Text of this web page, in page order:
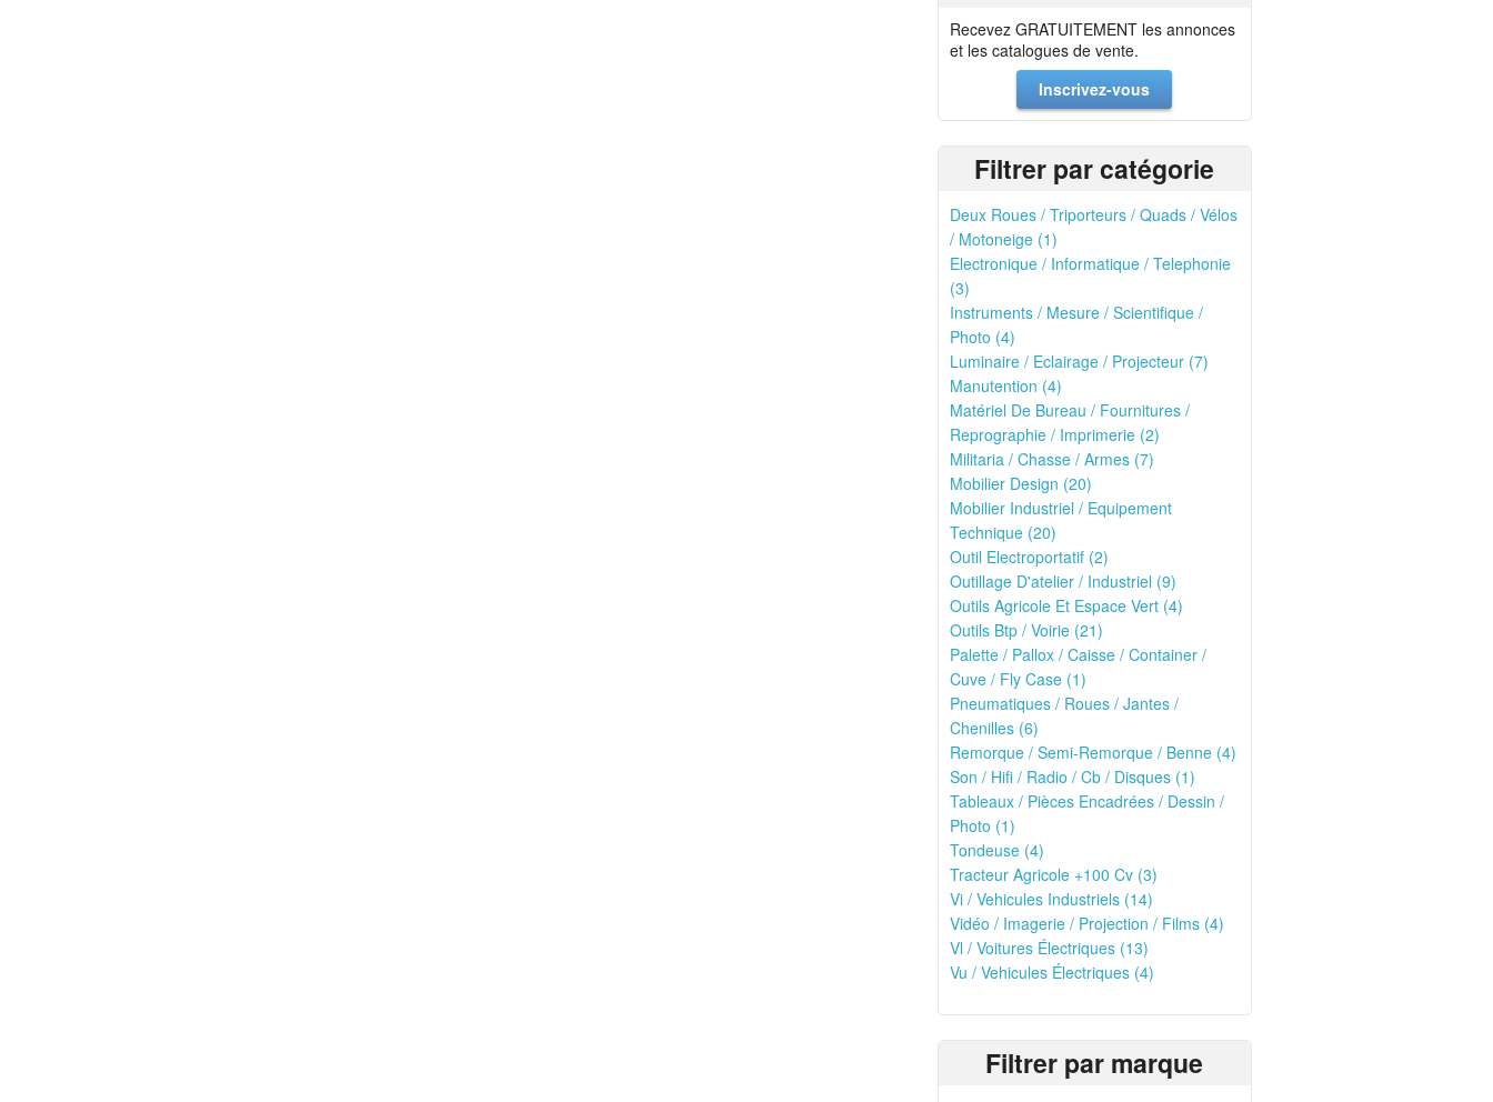
Recevez GRATUITEMENT les annonces
et les catalogues de vente.
Inscrivez-vous
Filtrer par catégorie
Deux Roues / Triporteurs / Quads / Vélos
/ Motoneige (1)
Electronique / Informatique / Telephonie
(3)
Instruments / Mesure / Scientifique /
Photo (4)
Luminaire / Eclairage / Projecteur (7)
Manutention (4)
Matériel De Bureau / Fournitures /
Reprographie / Imprimerie (2)
Militaria / Chasse / Armes (7)
Mobilier Design (20)
Mobilier Industriel / Equipement
Technique (20)
Outil Electroportatif (2)
Outillage D'atelier / Industriel (9)
Outils Agricole Et Espace Vert (4)
Outils Btp / Voirie (21)
Palette / Pallox / Caisse / Container /
Cuve / Fly Case (1)
Pneumatiques / Roues / Jantes /
Chenilles (6)
Remorque / Semi-Remorque / Benne (4)
Son / Hifi / Radio / Cb / Disques (1)
Tableaux / Pièces Encadrées / Dessin /
Photo (1)
Tondeuse (4)
Tracteur Agricole +100 Cv (3)
Vi / Vehicules Industriels (14)
Vidéo / Imagerie / Projection / Films (4)
Vl / Voitures Électriques (13)
Vu / Vehicules Électriques (4)
Filtrer par marque